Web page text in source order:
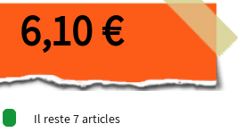
6,10 €
Il reste7articles